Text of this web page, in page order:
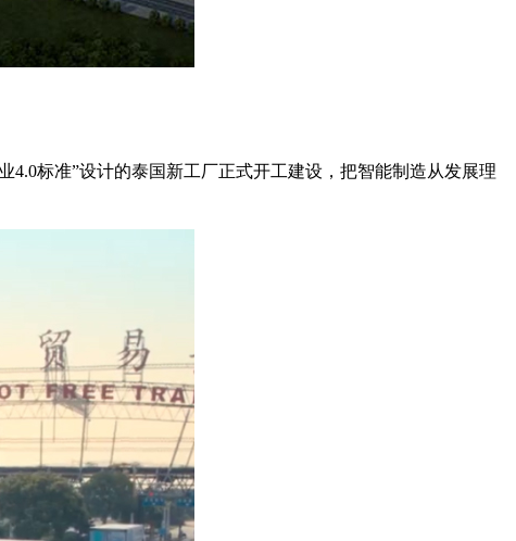
4.0标准”设计的泰国新工厂正式开工建设，把智能制造从发展理